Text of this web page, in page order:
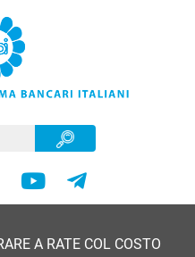
A RATE COL COSTO